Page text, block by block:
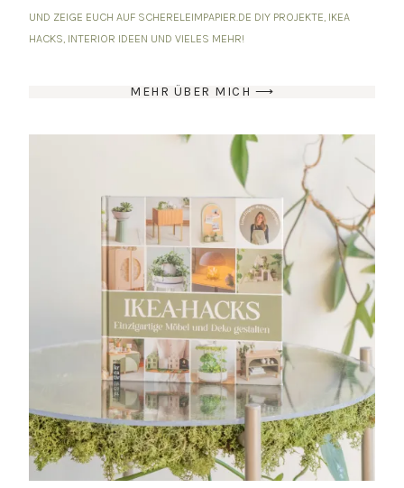
UND ZEIGE EUCH AUF SCHERELEIMPAPIER.DE DIY PROJEKTE, IKEA
HACKS, INTERIOR IDEEN UND VIELES MEHR!
MEHR ÜBER MICH ⟶